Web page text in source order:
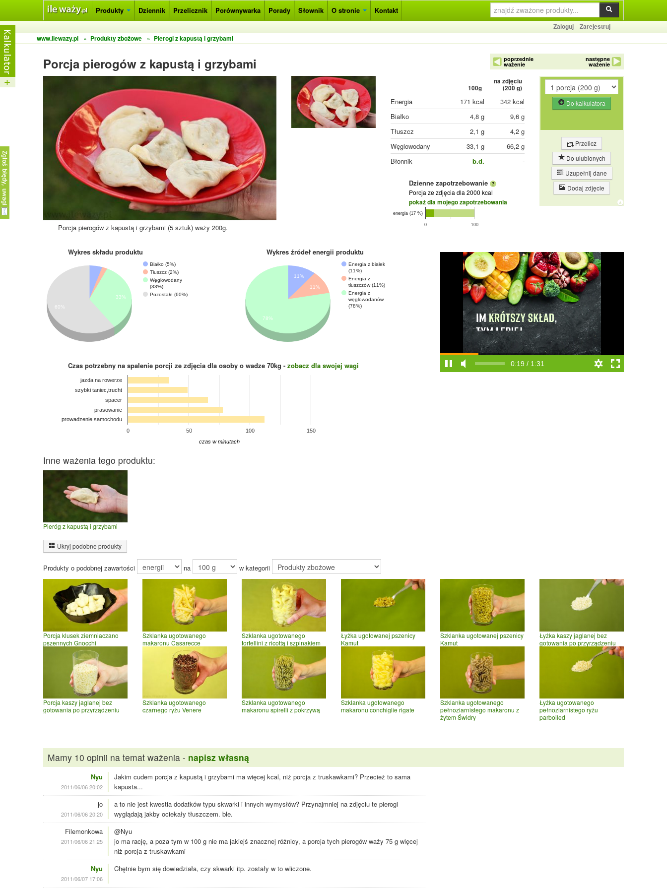
Produkty Dziennik Przelicznik Porównywarka Porady Słownik O stronie Kontakt
Zaloguj
Zarejestruj
www.ilewazy.pl
» Produkty zbożowe » Pierogi z kapustą i grzybami
Porcja pierogów z kapustą i grzybami poprzednie
ważenie
następne
ważenie
Porcja pierogów z kapustą i grzybami (5 sztuk) waży 200g.
100g
na zdjęciu
(200 g)
Energia 171 kcal
342 kcal
Białko
4,8 g
9,6 g
Tłuszcz
2,1 g
4,2 g
Węglowodany
33,1 g
66,2 g
Błonnik
b.d. -
Dzienne zapotrzebowanie
Porcja ze zdjęcia dla 2000 kcal
pokaż dla mojego zapotrzebowania
0 100
energia (17 %)
Do kalkulatora
Przelicz
Do ulubionych
Uzupełnij dane
Dodaj zdjęcie
Wykres składu produktu
Białko (5%)
Tłuszcz (2%)
Węglowodany
(33%)
Pozostałe (60%)
33%
60%
Wykres źródeł energii produktu
Energia z białek
(11%)
Energia z
tłuszczów (11%)
Energia z
węglowodanów
(78%)
11%
11%
78%
Czas potrzebny na spalenie porcji ze zdjęcia dla osoby o wadze 70kg - zobacz dla swojej wagi
0 50 100 150
jazda na rowerze
szybki taniec,trucht
spacer
prasowanie
prowadzenie samochodu
czas w minutach
0:19 / 1:31
Inne ważenia tego produktu:
Pieróg z kapustą i grzybami
Ukryj podobne produkty
Produkty o podobnej zawartości na w kategorii
Porcja klusek ziemniaczano
pszennych Gnocchi
Szklanka ugotowanego
makaronu Casarecce
Szklanka ugotowanego
tortellini z ricottą i szpinakiem
Łyżka ugotowanej pszenicy
Kamut
Szklanka ugotowanej pszenicy
Kamut
Łyżka kaszy jaglanej bez
gotowania po przyrządzeniu
Porcja kaszy jaglanej bez
gotowania po przyrządzeniu
Szklanka ugotowanego
czarnego ryżu Venere
Szklanka ugotowanego
makaronu spirelli z pokrzywą
Szklanka ugotowanego
makaronu conchiglie rigate
Szklanka ugotowanego
pełnoziarnistego makaronu z
żytem Świdry
Łyżka ugotowanego
pełnoziarnistego ryżu
parboiled
Mamy 10 opinii na temat ważenia - napisz własną
Nyu
2011/06/06 20:02
Jakim cudem porcja z kapustą i grzybami ma więcej kcal, niż porcja z truskawkami? Przecież to sama
kapusta...
jo
2011/06/06 20:20
a to nie jest kwestia dodatków typu skwarki i innych wymysłów? Przynajmniej na zdjęciu te pierogi
wyglądają jakby ociekały tłuszczem. ble.
Filemonkowa
2011/06/06 21:25
@Nyu
jo ma rację, a poza tym w 100 g nie ma jakiejś znacznej różnicy, a porcja tych pierogów waży 75 g więcej
niż porcja z truskawkami
Nyu
2011/06/07 17:06
Chętnie bym się dowiedziała, czy skwarki itp. zostały w to wliczone.